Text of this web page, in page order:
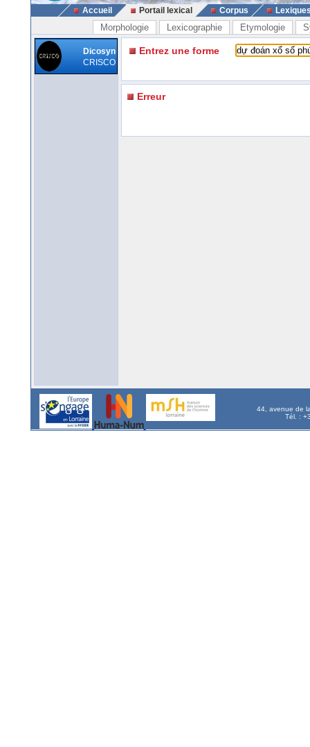
Accueil Portail lexical Corpus
Morphologie Lexicographie Etymologie
Dicosyn
CRISCO
Entrez une forme
Erreur
44, avenue de
Tél. :